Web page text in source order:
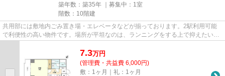
築年数：築35年 ｜募集中： 1室
階数：10階建
共用部には敷地内ごみ置き場・エレベータなどが揃っております。2駅利用可能
で利便性の高い物件です。場所が平坦なのは、ランニングをする上で抑えたいポ
7.3万円
(管理費・共益費 6,000円)
敷：1ヶ月｜礼：1ヶ月